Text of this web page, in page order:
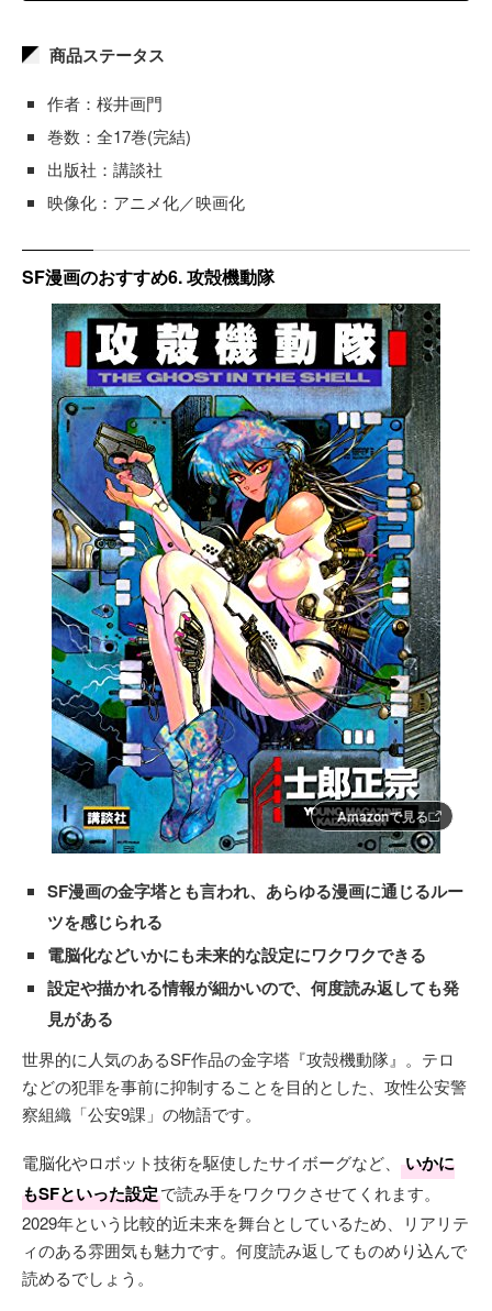
商品ステータス
作者：桜井画門
巻数：全17巻(完結)
出版社：講談社
映像化：アニメ化／映画化
SF漫画のおすすめ6. 攻殻機動隊
Amazonで見る
SF漫画の金字塔とも言われ、あらゆる漫画に通じるルー
ツを感じられる
電脳化などいかにも未来的な設定にワクワクできる
設定や描かれる情報が細かいので、何度読み返しても発
見がある
世界的に人気のあるSF作品の金字塔『攻殻機動隊』。テロ
などの犯罪を事前に抑制することを目的とした、攻性公安警
察組織「公安9課」の物語です。
電脳化やロボット技術を駆使したサイボーグなど、
いかに
もSFといった設定で読み手をワクワクさせてくれます。
2029年という比較的近未来を舞台としているため、リアリテ
ィのある雰囲気も魅力です。何度読み返してものめり込んで
読めるでしょう。